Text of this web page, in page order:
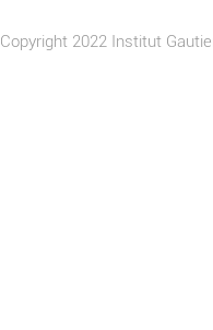
Copyright 2022 Institut